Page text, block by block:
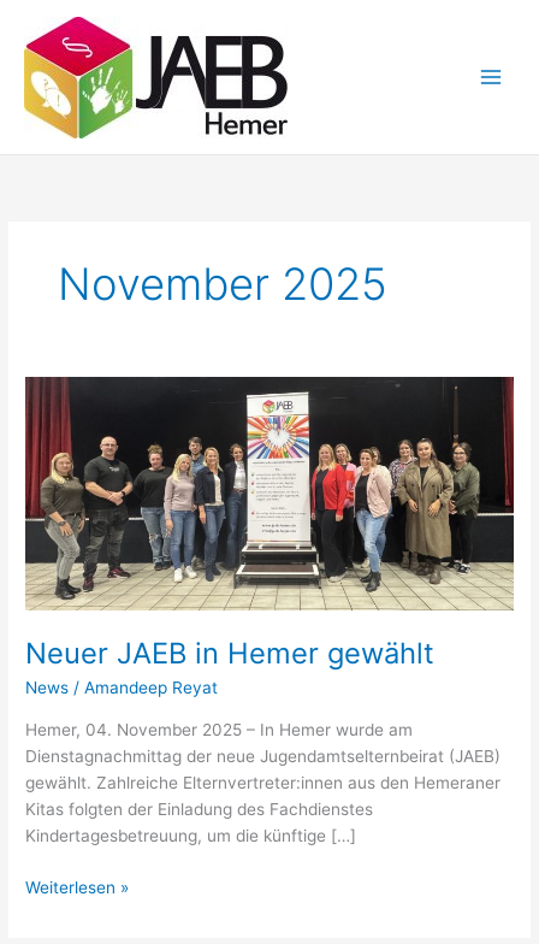
Inhalt
springen
November 2025
Neuer JAEB in Hemer gewählt
News /Amandeep Reyat
Hemer, 04. November 2025 – In Hemer wurde am
Dienstagnachmittag der neue Jugendamtselternbeirat (JAEB)
gewählt. Zahlreiche Elternvertreter:innen aus den Hemeraner
Kitas folgten der Einladung des Fachdienstes
Kindertagesbetreuung, um die künftige […]
Neuer
Weiterlesen »